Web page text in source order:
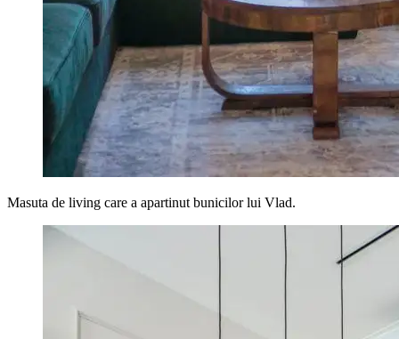
Masuta de living care a apartinut bunicilor lui Vlad.